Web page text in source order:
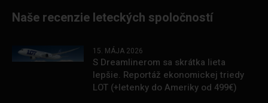
Naše recenzie leteckých spoločností
15. MÁJA 2026
S Dreamlinerom sa skrátka lieta
lepšie. Reportáž ekonomickej triedy
LOT (+letenky do Ameriky od 499€)